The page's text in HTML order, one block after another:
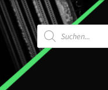
Products
search